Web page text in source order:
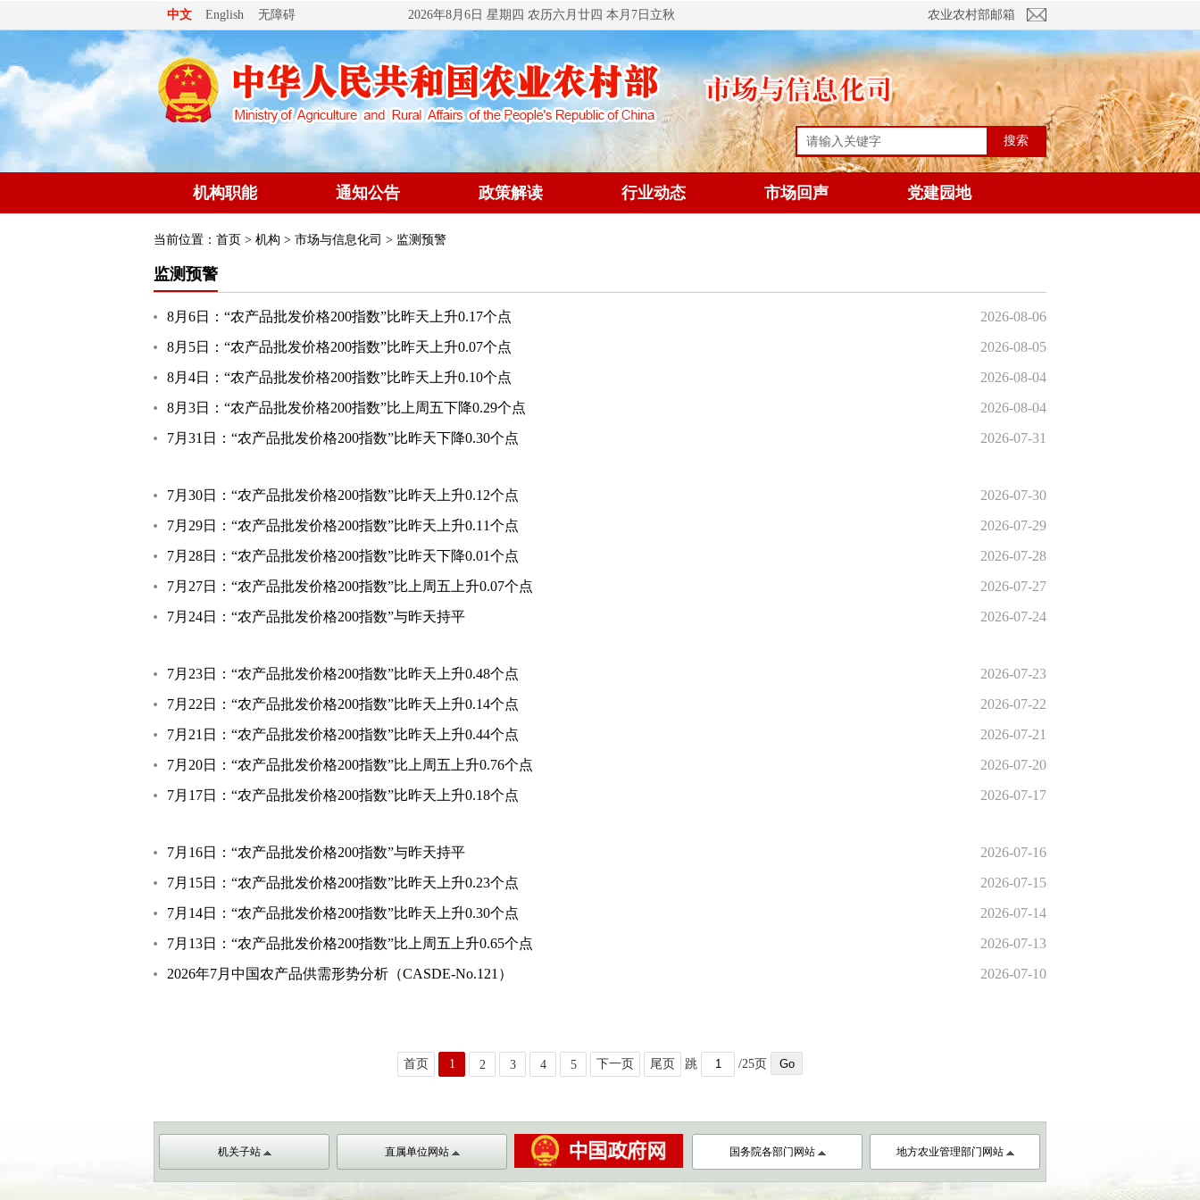
中文 English 无障碍 2026年8月6日 星期四 农历六月廿四 本月7日立秋 农业农村部邮箱
搜索
机构职能 通知公告 政策解读 行业动态 市场回声 党建园地
当前位置： 首页 > 机构 > 市场与信息化司 > 监测预警
监测预警
8月6日：“农产品批发价格200指数”比昨天上升0.17个点
2026-08-06
8月5日：“农产品批发价格200指数”比昨天上升0.07个点
2026-08-05
8月4日：“农产品批发价格200指数”比昨天上升0.10个点
2026-08-04
8月3日：“农产品批发价格200指数”比上周五下降0.29个点
2026-08-04
7月31日：“农产品批发价格200指数”比昨天下降0.30个点
2026-07-31
7月30日：“农产品批发价格200指数”比昨天上升0.12个点
2026-07-30
7月29日：“农产品批发价格200指数”比昨天上升0.11个点
2026-07-29
7月28日：“农产品批发价格200指数”比昨天下降0.01个点
2026-07-28
7月27日：“农产品批发价格200指数”比上周五上升0.07个点
2026-07-27
7月24日：“农产品批发价格200指数”与昨天持平
2026-07-24
7月23日：“农产品批发价格200指数”比昨天上升0.48个点
2026-07-23
7月22日：“农产品批发价格200指数”比昨天上升0.14个点
2026-07-22
7月21日：“农产品批发价格200指数”比昨天上升0.44个点
2026-07-21
7月20日：“农产品批发价格200指数”比上周五上升0.76个点
2026-07-20
7月17日：“农产品批发价格200指数”比昨天上升0.18个点
2026-07-17
7月16日：“农产品批发价格200指数”与昨天持平
2026-07-16
7月15日：“农产品批发价格200指数”比昨天上升0.23个点
2026-07-15
7月14日：“农产品批发价格200指数”比昨天上升0.30个点
2026-07-14
7月13日：“农产品批发价格200指数”比上周五上升0.65个点
2026-07-13
2026年7月中国农产品供需形势分析（CASDE-No.121）
2026-07-10
首页 1 2 3 4 5 下一页 尾页 跳 /25页
机关子站 直属单位网站 国务院各部门网站 地方农业管理部门网站